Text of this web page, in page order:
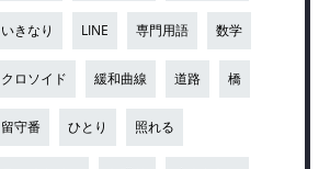
いきなり LINE 専門用語 数学
クロソイド 緩和曲線 道路 橋
留守番 ひとり 照れる